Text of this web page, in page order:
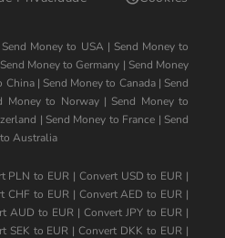
Send Money to USA| Send Money to
Send Money to Germany | Send Money
China| Send Money to Canada| Send
Money to Norway| Send Money to
| Send Money to France | Send
Australia
PLN to EUR | Convert USD to EUR |
CHF to EUR| Convert AED to EUR |
AUD to EUR | Convert JPY to EUR |
SEK to EUR |Convert DKK to EUR |